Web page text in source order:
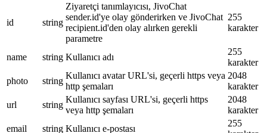
id string
Ziyaretçi tanımlayıcısı, JivoChat
sender.id'ye olay gönderirken ve JivoChat
recipient.id'den olay alırken gerekli
parametre
255
karakter
name string Kullanıcı adı
255
karakter
photo
string
Kullanıcı avatar URL'si, geçerli https veya
http şemaları
2048
karakter
url
string
Kullanıcı sayfası URL'si, geçerli https
veya http şemaları
2048
karakter
email
string Kullanıcı e-postası
255